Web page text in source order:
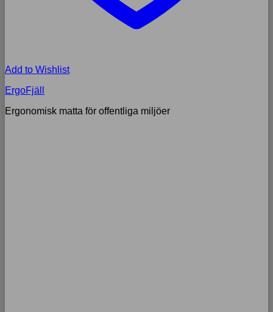
Add to Wishlist
ErgoFjäll
Ergonomisk matta för offentliga miljöer